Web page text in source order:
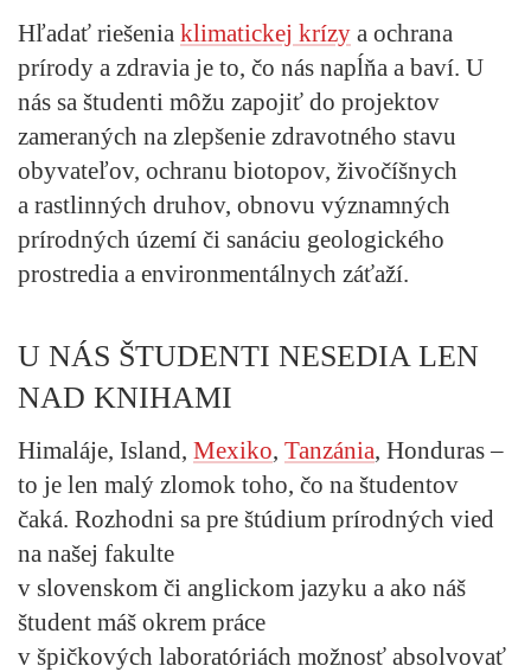
Hľadať riešenia klimatickej krízy a ochrana
prírody a zdravia je to, čo nás napĺňa a baví. U
nás sa študenti môžu zapojiť do projektov
zameraných na zlepšenie zdravotného stavu
obyvateľov, ochranu biotopov, živočíšnych
a rastlinných druhov, obnovu významných
prírodných území či sanáciu geologického
prostredia a environmentálnych záťaží.
U NÁS ŠTUDENTI NESEDIA LEN
NAD KNIHAMI
Himaláje, Island, Mexiko, Tanzánia, Honduras –
to je len malý zlomok toho, čo na študentov
čaká. Rozhodni sa pre štúdium prírodných vied
na našej fakulte
v slovenskom či anglickom jazyku a ako náš
študent máš okrem práce
v špičkových laboratóriách možnosť absolvovať